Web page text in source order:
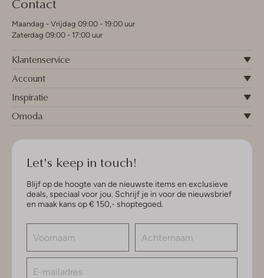
Maandag - Vrijdag 09:00 - 19:00 uur
Zaterdag 09:00 - 17:00 uur
Klantenservice
Account
Inspiratie
Omoda
Let's keep in touch!
Blijf op de hoogte van de nieuwste items en exclusieve
deals, speciaal voor jou. Schrijf je in voor de nieuwsbrief
en maak kans op € 150,- shoptegoed.